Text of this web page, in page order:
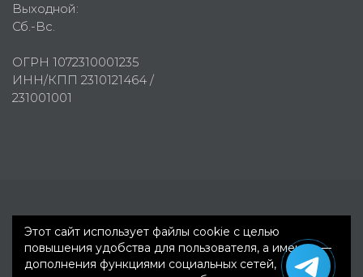
Выходной:
Сб.-Вс.
ОГРН 1072310001235
ИНН/КПП 2310121464 /
231001001
Этот сайт использует файлы cookie с целью
повышения удобства для пользователя, а именно —
дополнения функциями социальных сетей,